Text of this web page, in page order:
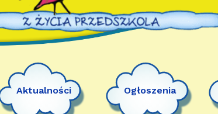
Aktualności Ogłoszenia